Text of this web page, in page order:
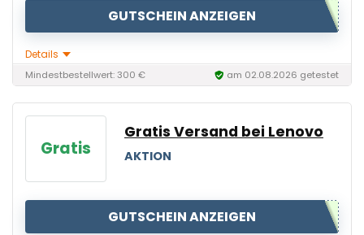
GUTSCHEIN ANZEIGEN
Details
Mindestbestellwert: 300 € am 02.08.2026 getestet
Gratis
Gratis Versand bei Lenovo
AKTION
GUTSCHEIN ANZEIGEN